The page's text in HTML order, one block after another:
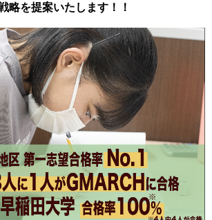
略を提案いたします！！